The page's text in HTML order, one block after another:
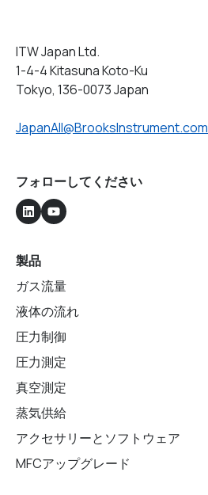
ITW Japan Ltd.
1-4-4 Kitasuna Koto-Ku
Tokyo, 136-0073 Japan
JapanAll@BrooksInstrument.com
フォローしてください
製品
ガス流量
液体の流れ
圧力制御
圧力測定
真空測定
蒸気供給
アクセサリーとソフトウェア
MFCアップグレード